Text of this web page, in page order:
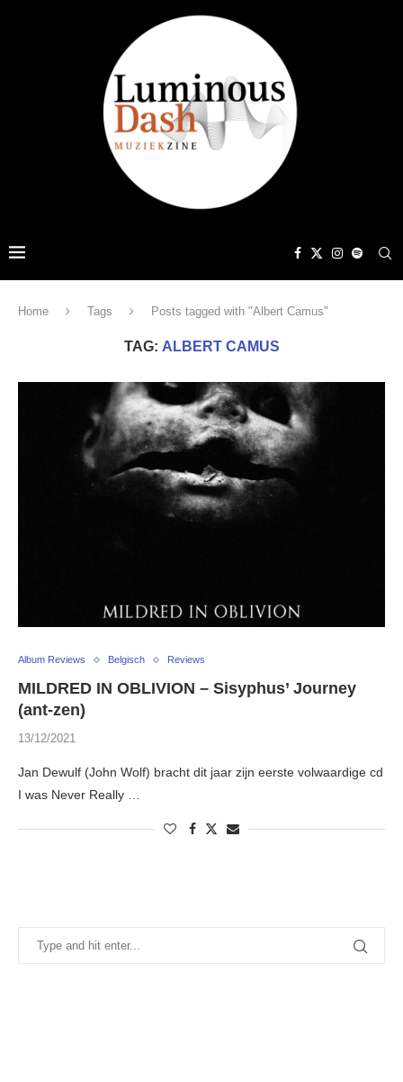
Home Tags Posts tagged with "Albert Camus"
TAG: ALBERT CAMUS
Album Reviews Belgisch Reviews
MILDRED IN OBLIVION – Sisyphus’ Journey
(ant-zen)
13/12/2021
Jan Dewulf (John Wolf) bracht dit jaar zijn eerste volwaardige cd
I was Never Really …